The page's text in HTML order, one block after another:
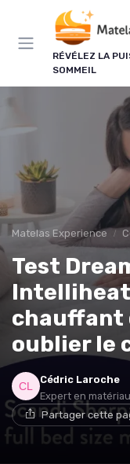
RÉVÉLEZ LA
SOMMEIL
Matelas Experience
Test
chauffant
oublier le
Cédric Laroche
Expert en
Partager cette
Panneau de gestion